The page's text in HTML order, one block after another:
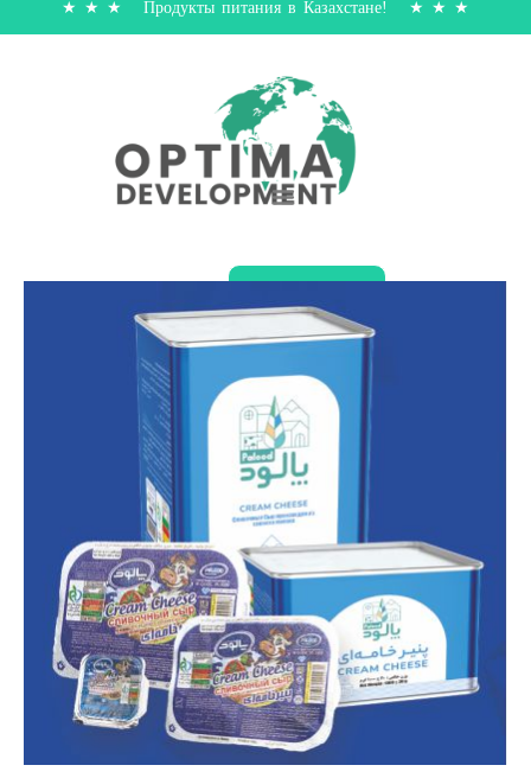
★ ★ ★ Продукты питания в Казахстане! ★ ★ ★
Позвонить